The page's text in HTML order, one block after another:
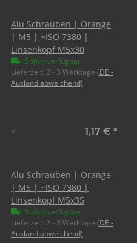
Alu Schrauben | Orange
| M5 | ~ISO 7380 |
Linsenkopf M5x30
Sofort verfügbar
Lieferzeit: 2 - 3 Werktage (DE -
Ausland abweichend)
× 1,17 € *
Alu Schrauben | Orange
| M5 | ~ISO 7380 |
Linsenkopf M5x35
Sofort verfügbar
Lieferzeit: 2 - 3 Werktage (DE -
Ausland abweichend)